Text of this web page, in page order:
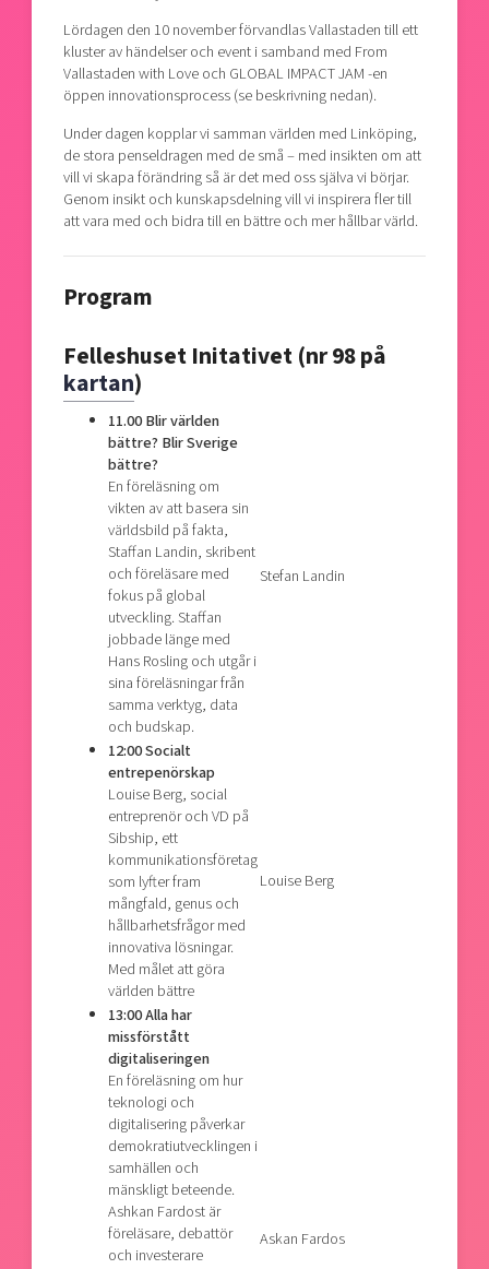
Lördagen den 10 november förvandlas Vallastaden till ett
kluster av händelser och event i samband med From
Vallastaden with Love och GLOBAL IMPACT JAM -en
öppen innovationsprocess (se beskrivning nedan).
Under dagen kopplar vi samman världen med Linköping,
de stora penseldragen med de små – med insikten om att
vill vi skapa förändring så är det med oss själva vi börjar.
Genom insikt och kunskapsdelning vill vi inspirera fler till
att vara med och bidra till en bättre och mer hållbar värld.
Program
Felleshuset Initativet (nr 98 på
kartan)
11.00 Blir världen
bättre? Blir Sverige
bättre?
En föreläsning om
vikten av att basera sin
världsbild på fakta,
Staffan Landin, skribent
och föreläsare med
fokus på global
utveckling. Staffan
jobbade länge med
Hans Rosling och utgår i
sina föreläsningar från
samma verktyg, data
och budskap.
Stefan Landin
12:00 Socialt
entrepenörskap
Louise Berg, social
entreprenör och VD på
Sibship, ett
kommunikationsföretag
som lyfter fram
mångfald, genus och
hållbarhetsfrågor med
innovativa lösningar.
Med målet att göra
världen bättre
Louise Berg
13:00 Alla har
missförstått
digitaliseringen
En föreläsning om hur
teknologi och
digitalisering påverkar
demokratiutvecklingen i
samhällen och
mänskligt beteende.
Ashkan Fardost är
föreläsare, debattör
och investerare
Askan Fardos